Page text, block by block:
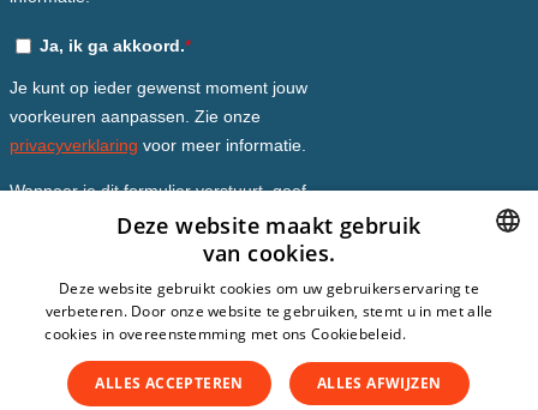
DUTCH
ENGLISH
SPANISH
Deze website maakt gebruik
van cookies.
Deze website gebruikt cookies om uw gebruikerservaring te
verbeteren. Door onze website te gebruiken, stemt u in met alle
cookies in overeenstemming met ons Cookiebeleid.
ALLES ACCEPTEREN ALLES AFWIJZEN